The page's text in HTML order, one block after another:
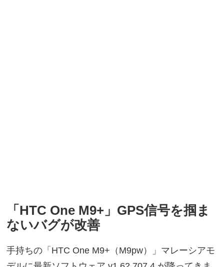
「HTC One M9+」GPS信号を掴ま
ないバグが改善
手持ちの「HTC One M9+（M9pw）」マレーシアモ